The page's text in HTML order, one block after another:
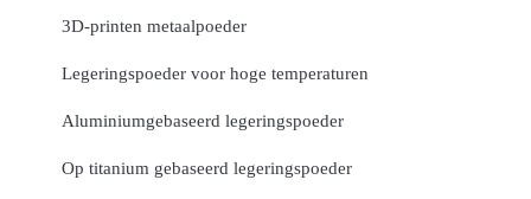
3D-printen metaalpoeder
Legeringspoeder voor hoge temperaturen
Aluminiumgebaseerd legeringspoeder
Op titanium gebaseerd legeringspoeder